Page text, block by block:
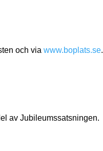
och viawww.boplats.se.
av Jubileumssatsningen.